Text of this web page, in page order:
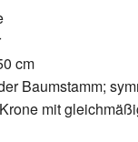
cm
Baumstamm;
mit